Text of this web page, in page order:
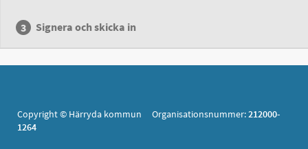
Signera och skicka in
Copyright © Härryda kommun Organisationsnummer:212000-
1264